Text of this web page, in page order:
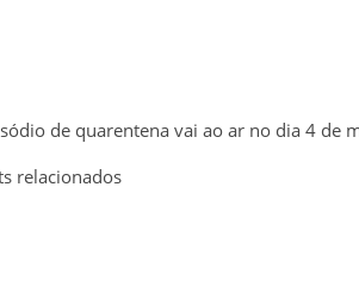
de quarentena vai ao ar no dia 4 de
relacionados